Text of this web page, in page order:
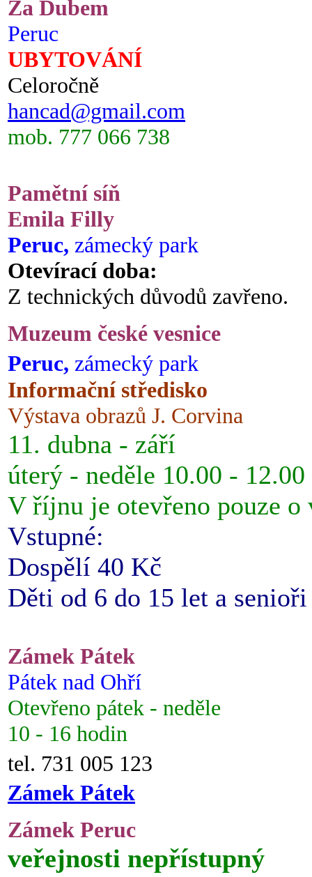
Za Dubem
Peruc
UBYTOVÁNÍ
Celoročně
hancad@gmail.com
mob. 777 066 738
Pamětní síň
Emila Filly
Peruc, zámecký park
Otevírací doba:
Z technických důvodů zavřeno.
Muzeum české vesnice
Peruc, zámecký park
Informační středisko
Výstava obrazů J. Corvina
11. dubna - září
úterý - neděle 10.00 -
V říjnu je otevřeno pouze o
Vstupné:
Dospělí 40 Kč
Děti od 6 do 15 let a
Zámek Pátek
Pátek nad Ohří
Otevřeno pátek - neděle
10 - 16 hodin
tel. 731 005 123
Zámek Pátek
Zámek Peruc
veřejnosti nepřístupný